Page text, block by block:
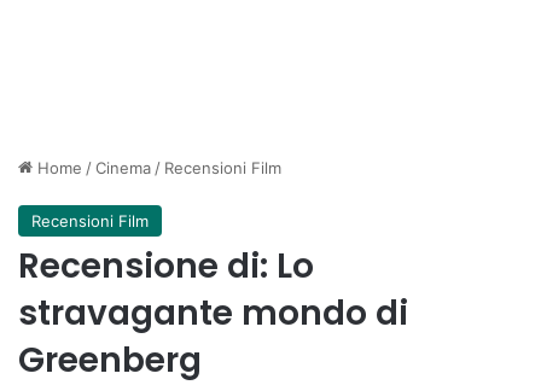
Home /Cinema / Recensioni Film
Recensioni Film
Recensione di: Lo
stravagante mondo di
Greenberg